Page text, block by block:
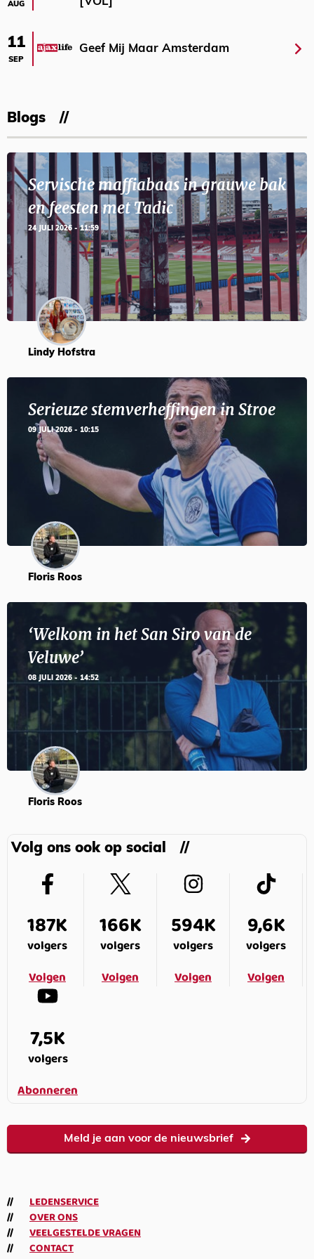
AUG
11
SEP
Geef Mij Maar Amsterdam
Blogs
Servische maffiabaas in grauwe bak
en feesten met Tadic
24 JULI 2026 - 11:59
Lindy Hofstra
Serieuze stemverheffingen in Stroe
09 JULI 2026 - 10:15
Floris Roos
‘Welkom in het San Siro van de
Veluwe’
08 JULI 2026 - 14:52
Floris Roos
Volg ons ook op social
187K
volgers
Volgen
166K
volgers
Volgen
594K
volgers
Volgen
9,6K
volgers
Volgen
7,5K
volgers
Abonneren
Meld je aan voor de nieuwsbrief
LEDENSERVICE
OVER ONS
VEELGESTELDE VRAGEN
CONTACT